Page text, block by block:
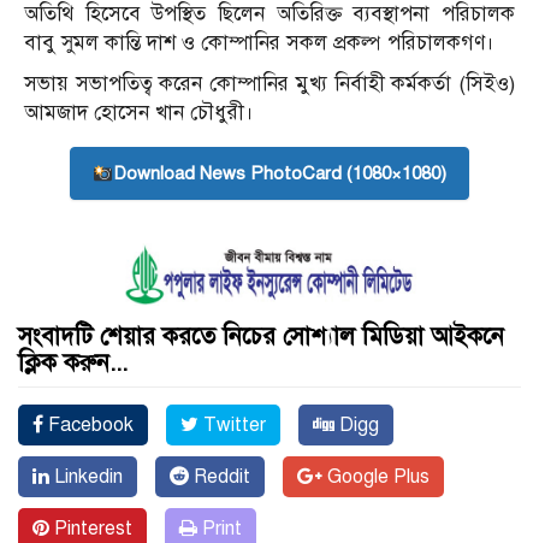
অতিথি হিসেবে উপস্থিত ছিলেন অতিরিক্ত ব্যবস্থাপনা পরিচালক
বাবু সুমল কান্তি দাশ ও কোম্পানির সকল প্রকল্প পরিচালকগণ।
সভায় সভাপতিত্ব করেন কোম্পানির মুখ্য নির্বাহী কর্মকর্তা (সিইও)
আমজাদ হোসেন খান চৌধুরী।
Download News PhotoCard (1080×1080)
সংবাদটি শেয়ার করতে নিচের সোশ্যাল মিডিয়া আইকনে
ক্লিক করুন...
Facebook Twitter Digg
Linkedin Reddit Google Plus
Pinterest Print